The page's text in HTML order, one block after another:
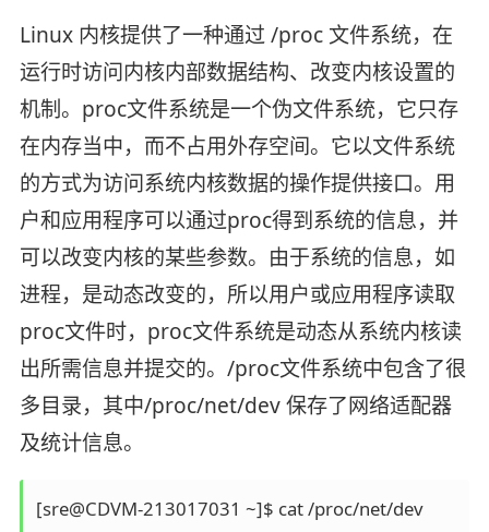
Linux 内核提供了一种通过 /proc 文件系统，在
运行时访问内核内部数据结构、改变内核设置的
机制。proc文件系统是一个伪文件系统，它只存
在内存当中，而不占用外存空间。它以文件系统
的方式为访问系统内核数据的操作提供接口。用
户和应用程序可以通过proc得到系统的信息，并
可以改变内核的某些参数。由于系统的信息，如
进程，是动态改变的，所以用户或应用程序读取
proc文件时，proc文件系统是动态从系统内核读
出所需信息并提交的。/proc文件系统中包含了很
多目录，其中/proc/net/dev 保存了网络适配器
及统计信息。
[sre@CDVM-213017031 ~]$ cat /proc/net/dev